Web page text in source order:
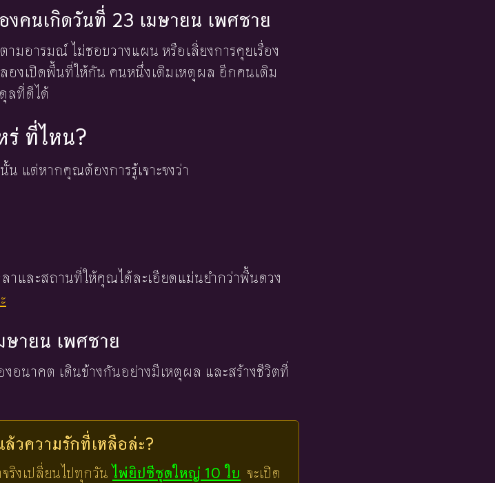
คนเกิดวันที่ 23 เมษายน เพศชาย
มอารมณ์ ไม่ชอบวางแผน หรือเลี่ยงการคุยเรื่อง
องเปิดพื้นที่ให้กัน คนหนึ่งเติมเหตุผล อีกคนเติม
ลที่ดีได้
ร่ ที่ไหน?
แต่หากคุณต้องการรู้เจาะจงว่า
ลาและสถานที่ให้คุณได้ละเอียดแม่นยำกว่าพื้นดวง
ษายน เพศชาย
อนาคต เดินข้างกันอย่างมีเหตุผล และสร้างชีวิตที่
วความรักที่เหลือล่ะ?
ริงเปลี่ยนไปทุกวัน ไพ่ยิปซีชุดใหญ่ 10 ใบ จะเปิด